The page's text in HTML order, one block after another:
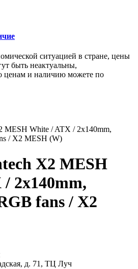
ситуацией в стране, цены
быть неактуальны,
ценам и наличию можете по
MESH White / ATX / 2x140mm,
/ X2 MESH (W)
X2 MESH
2x140mm,
fans / X2
д. 71, ТЦ Луч